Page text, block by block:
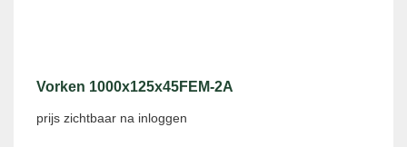
Vorken 1000x125x45FEM-2A
prijs zichtbaar na inloggen